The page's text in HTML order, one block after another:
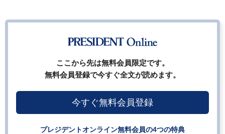
ここから先は無料会員限定です。
無料会員登録で今すぐ全文が読めます。
今すぐ無料会員登録
プレジデントオンライン無料会員の4つの特典